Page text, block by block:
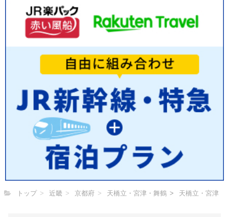
トップ 近畿 京都府 天橋立・宮津・舞鶴 天橋立・宮津